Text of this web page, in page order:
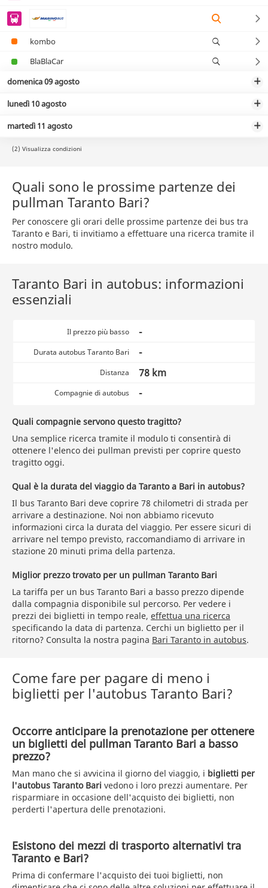
kombo
BlaBlaCar
domenica 09 agosto
lunedì 10 agosto
martedì 11 agosto
(2) Visualizza condizioni
Quali sono le prossime partenze dei
pullman Taranto Bari?
Per conoscere gli orari delle prossime partenze dei bus tra
Taranto e Bari, ti invitiamo a effettuare una ricerca tramite il
nostro modulo.
Taranto Bari in autobus: informazioni
essenziali
Il prezzo più basso -
Durata autobus Taranto Bari -
Distanza 78 km
Compagnie di autobus -
Quali compagnie servono questo tragitto?
Una semplice ricerca tramite il modulo ti consentirà di
ottenere l'elenco dei pullman previsti per coprire questo
tragitto oggi.
Qual è la durata del viaggio da Taranto a Bari in autobus?
Il bus Taranto Bari deve coprire 78 chilometri di strada per
arrivare a destinazione. Noi non abbiamo ricevuto
informazioni circa la durata del viaggio. Per essere sicuri di
arrivare nel tempo previsto, raccomandiamo di arrivare in
stazione 20 minuti prima della partenza.
Miglior prezzo trovato per un pullman Taranto Bari
La tariffa per un bus Taranto Bari a basso prezzo dipende
dalla compagnia disponibile sul percorso. Per vedere i
prezzi dei biglietti in tempo reale, effettua una ricerca
specificando la data di partenza. Cerchi un biglietto per il
ritorno? Consulta la nostra pagina Bari Taranto in autobus.
Come fare per pagare di meno i
biglietti per l'autobus Taranto Bari?
Occorre anticipare la prenotazione per ottenere
un biglietti del pullman Taranto Bari a basso
prezzo?
Man mano che si avvicina il giorno del viaggio, i biglietti per
l'autobus Taranto Bari vedono i loro prezzi aumentare. Per
risparmiare in occasione dell'acquisto dei biglietti, non
perderti l'apertura delle prenotazioni.
Esistono dei mezzi di trasporto alternativi tra
Taranto e Bari?
Prima di confermare l'acquisto dei tuoi biglietti, non